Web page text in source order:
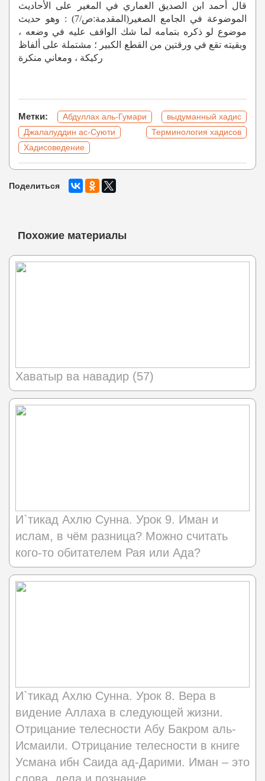
قال أحمد ابن الصديق الغماري في المغير على الأحاديث
الموضوعة في الجامع الصغير(المقدمة:ص/7) : وهو حديث
موضوع لو ذكره بتمامه لما شك الواقف عليه في وضعه ،
وبقيته تقع في ورقتين من القطع الكبير ؛ مشتملة على ألفاظ
ركيكة ، ومعاني منكرة
Метки: Абдуллах аль-Гумари
выдуманный хадис
Джалалуддин ас-Суюти
Терминология хадисов
Хадисоведение
Поделиться
Похожие материалы
Хаватыр ва навадир (57)
И`тикад Ахлю Сунна. Урок 9. Иман и
ислам, в чём разница? Можно считать
кого-то обитателем Рая или Ада?
И`тикад Ахлю Сунна. Урок 8. Вера в
видение Аллаха в следующей жизни.
Отрицание телесности Абу Бакром аль-
Исмаили. Отрицание телесности в книге
Усмана ибн Саида ад-Дарими. Иман – это